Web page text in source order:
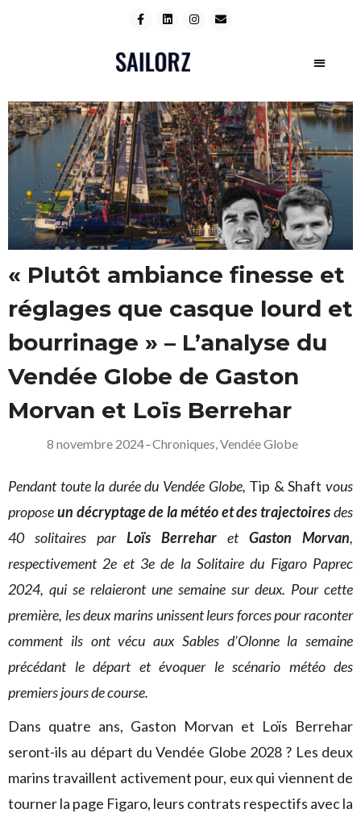
« Plutôt ambiance finesse et
réglages que casque lourd et
bourrinage » – L’analyse du
Vendée Globe de Gaston
Morvan et Loïs Berrehar
8 novembre 2024–Chroniques,Vendée Globe
Pendant toute la durée du Vendée Globe, Tip & Shaft vous
proposeun décryptage de la météo et des trajectoiresdes
40 solitaires par Loïs Berrehar et Gaston Morvan,
respectivement 2e et 3e de la Solitaire du Figaro Paprec
2024, qui se relaieront une semaine sur deux. Pour cette
première, les deux marins unissent leurs forces pour raconter
comment ils ont vécu aux Sables d’Olonne la semaine
précédant le départ et évoquer le scénario météo des
premiers jours de course.
Dans quatre ans, Gaston Morvan et Loïs Berrehar
seront-ils au départ du Vendée Globe 2028 ? Les deux
marins travaillent activement pour, eux qui viennent de
tourner la page Figaro, leurs contrats respectifs avec la